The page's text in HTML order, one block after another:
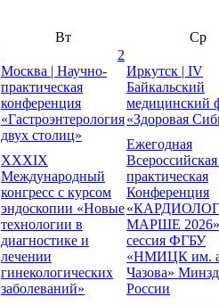
Вт
Ср
2
Москва | Научно-
практическая
конференция
«Гастроэнтерология
двух столиц»
XXXIX
Международный
конгресс с курсом
эндоскопии «Новые
технологии в
диагностике и
лечении
гинекологических
заболеваний»
Иркутск | IV
Байкальский
медицинский
«Здоровая
Ежегодная
практическая
Конференция
МАРШЕ 2026»
сессия ФГБУ
«НМИЦК им.
Чазова»
России